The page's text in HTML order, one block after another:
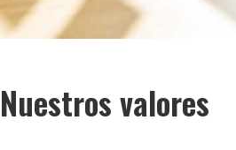
Nuestros valores